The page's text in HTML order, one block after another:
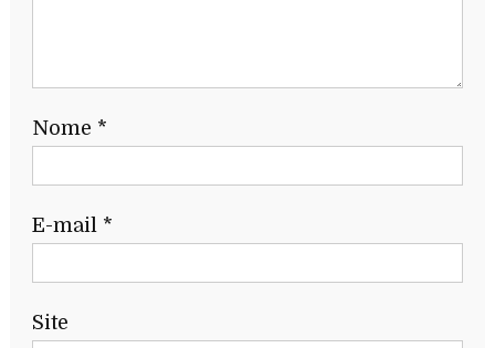
Nome *
E-mail *
Site